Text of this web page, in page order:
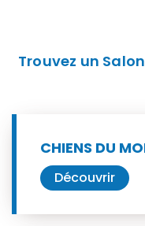
Trouvez un
CHIENS DU
Découvrir